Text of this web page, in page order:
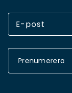
Prenumerera